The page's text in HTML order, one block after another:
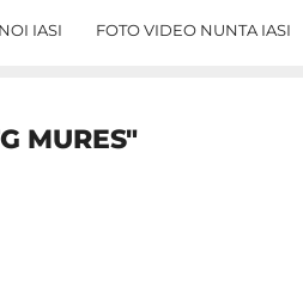
IASI FOTO VIDEO NUNTA IASI
MURES"